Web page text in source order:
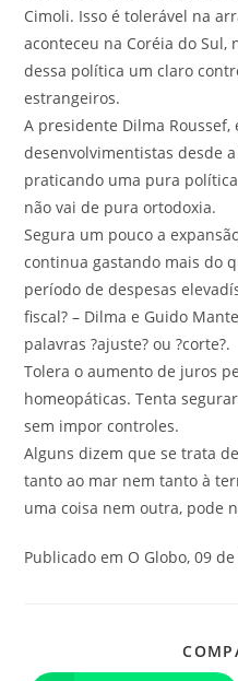
Cimoli. Isso é tolerável na
aconteceu na Coréia do Sul,
dessa política um claro
estrangeiros.
A presidente Dilma
desenvolvimentistas desde
praticando uma pura
não vai de pura ortodoxia.
Segura um pouco a
continua gastando mais do
período de despesas
fiscal? – Dilma e Guido
palavras ?ajuste? ou ?corte?.
Tolera o aumento de juros
homeopáticas. Tenta
sem impor controles.
Alguns dizem que se trata
tanto ao mar nem tanto à
uma coisa nem outra, pode
Publicado em O Globo, 09